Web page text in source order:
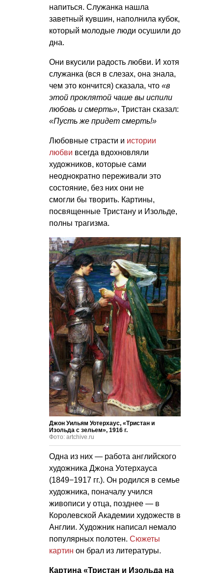
напиться. Служанка нашла
заветный кувшин, наполнила кубок,
который молодые люди осушили до
дна.
Они вкусили радость любви. И хотя
служанка (вся в слезах, она знала,
чем это кончится) сказала, что «в
этой проклятой чаше вы испили
любовь и смерть», Тристан сказал:
«Пусть же придет смерть!»
Любовные страсти и истории
любви всегда вдохновляли
художников, которые сами
неоднократно переживали это
состояние, без них они не
смогли бы творить. Картины,
посвященные Тристану и Изольде,
полны трагизма.
Джон Уильям Уотерхаус, «Тристан и
Изольда с зельем», 1916 г.
Фото: artchive.ru
Одна из них — работа английского
художника Джона Уотерхауса
(1849−1917 гг.). Он родился в семье
художника, поначалу учился
живописи у отца, позднее — в
Королевской Академии художеств в
Англии. Художник написал немало
популярных полотен. Сюжеты
картин он брал из литературы.
Картина «Тристан и Изольда на